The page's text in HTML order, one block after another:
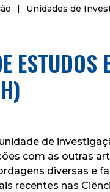
| Unidades de
de
com as outras
diversas e
recentes nas